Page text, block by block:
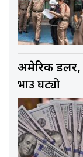
अमेरिकी डलर,
भाउ घट्यो